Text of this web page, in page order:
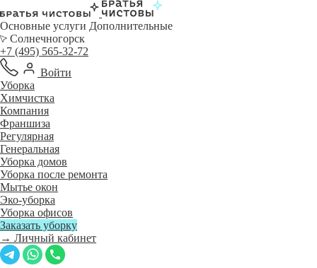
Основные услуги Дополнительные
Солнечногорск
+7 (495) 565-32-72
Войти
Уборка
Химчистка
Компания
Франшиза
Регулярная
Генеральная
Уборка домов
Уборка после ремонта
Мытье окон
Эко-уборка
Уборка офисов
Заказать уборку
→ Личный кабинет